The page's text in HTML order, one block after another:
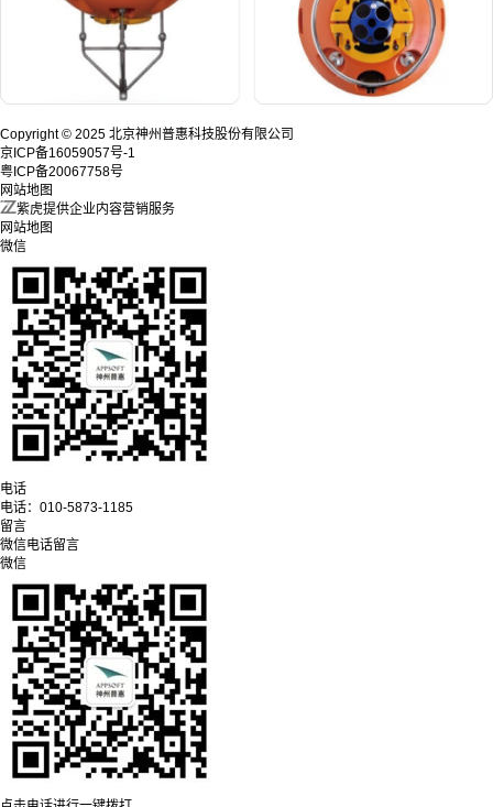
Copyright © 2025 北京神州普惠科技股份有限公司
京ICP备16059057号-1
粤ICP备20067758号
网站地图
紫虎提供企业内容营销服务
网站地图
微信
电话
电话： 010-5873-1185
留言
微信电话留言
微信